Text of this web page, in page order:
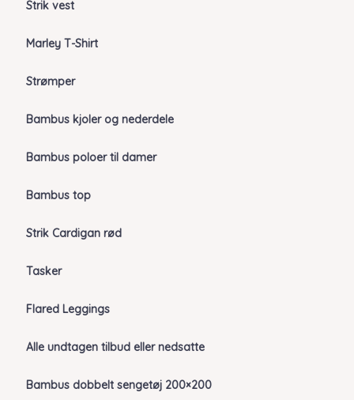
Strik vest
Marley T-Shirt
Strømper
Bambus kjoler og nederdele
Bambus poloer til damer
Bambus top
Strik Cardigan rød
Tasker
Flared Leggings
Alle undtagen tilbud eller nedsatte
Bambus dobbelt sengetøj 200×200